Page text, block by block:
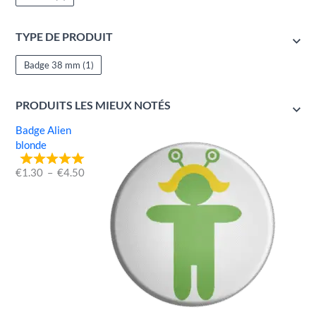
TYPE DE PRODUIT
Badge 38 mm (1)
PRODUITS LES MIEUX NOTÉS
Badge Alien
blonde
€1.30 – €4.50